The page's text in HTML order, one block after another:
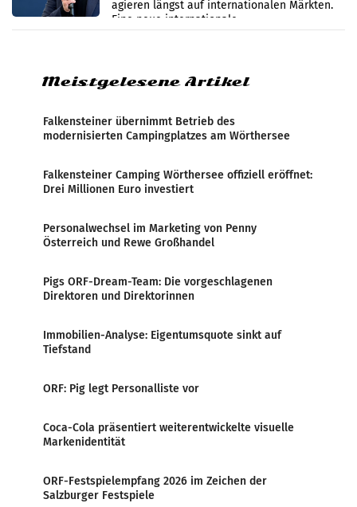
agieren längst auf internationalen Märkten.
Eine neue internationale
Medienresonanzanalyse untersucht die
Meistgelesene Artikel
Falkensteiner übernimmt Betrieb des
modernisierten Campingplatzes am Wörthersee
Falkensteiner Camping Wörthersee offiziell eröffnet:
Drei Millionen Euro investiert
Personalwechsel im Marketing von Penny
Österreich und Rewe Großhandel
Pigs ORF-Dream-Team: Die vorgeschlagenen
Direktoren und Direktorinnen
Immobilien-Analyse: Eigentumsquote sinkt auf
Tiefstand
ORF: Pig legt Personalliste vor
Coca-Cola präsentiert weiterentwickelte visuelle
Markenidentität
ORF-Festspielempfang 2026 im Zeichen der
Salzburger Festspiele